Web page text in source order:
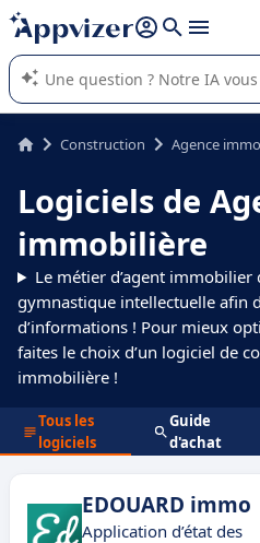
répondre (plusieurs lignes avec
L'IA de Appvizer vous guide dans
logiciel SaaS en entreprise.
Construction Agence
Logiciels de
immobilière
Le métier d’agent
gymnastique intellectuelle afin
d’informations ! Pour mieux
faites le choix d’un logiciel de
immobilière !
Tous les
logiciels
Guide
d'achat
EDOUARD immo
Application d’état des